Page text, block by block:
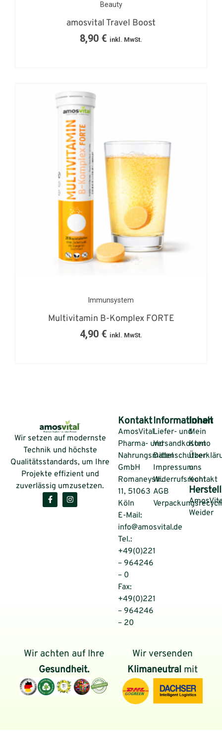
Beauty
amosvital Travel Boost
8,90 € inkl. MwSt.
Immunsystem
Multivitamin B-Komplex FORTE
4,90 € inkl. MwSt.
Wir setzen auf modernste
Technik und höchste
Qualitätsstandards, um Ihre
Projekte effizient und
zuverlässig umzusetzen.
Kontakt
AmosVital
Pharma- und
Nahrungsmittel
GmbH
Romaneystr.
11, 51063
Köln
E-Mail:
info@amosvital.de
Tel.:
+49(0)221
– 964246
– 0
Fax:
+49(0)221
– 964246
– 20
Informationen
Liefer- und
Versandkosten
Impressum
Widerrufsrecht
AGB
Inhalt
Mein
Konto
Über
uns
Kontakt
Weider
Wir achten auf Ihre
Gesundheit.
Wir versenden
Klimaneutral mit